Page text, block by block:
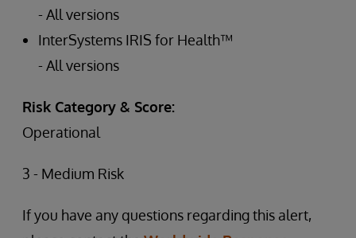
- All versions
InterSystems IRIS for Health™
- All versions
Risk Category & Score:
Operational
3 - Medium Risk
If you have any questions regarding this alert,